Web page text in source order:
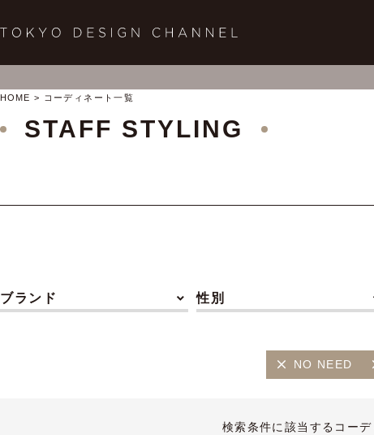
HOME コーディネート一覧
STAFF STYLING
ブランド 性別
NO NEED
検索条件に該当するコー